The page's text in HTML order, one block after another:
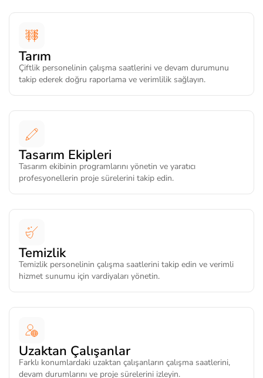
Tarım
Çiftlik personelinin çalışma saatlerini ve devam durumunu
takip ederek doğru raporlama ve verimlilik sağlayın.
Tasarım Ekipleri
Tasarım ekibinin programlarını yönetin ve yaratıcı
profesyonellerin proje sürelerini takip edin.
Temizlik
Temizlik personelinin çalışma saatlerini takip edin ve verimli
hizmet sunumu için vardiyaları yönetin.
Uzaktan Çalışanlar
Farklı konumlardaki uzaktan çalışanların çalışma saatlerini,
devam durumlarını ve proje sürelerini izleyin.